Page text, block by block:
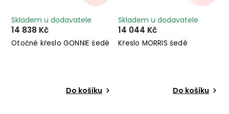
Otočné křeslo GONNIE šedé
Skladem u dodavatele
14 838 Kč
Do košíku
Křeslo MORRIS šedé
Skladem u dodavatele
14 044 Kč
Do košíku